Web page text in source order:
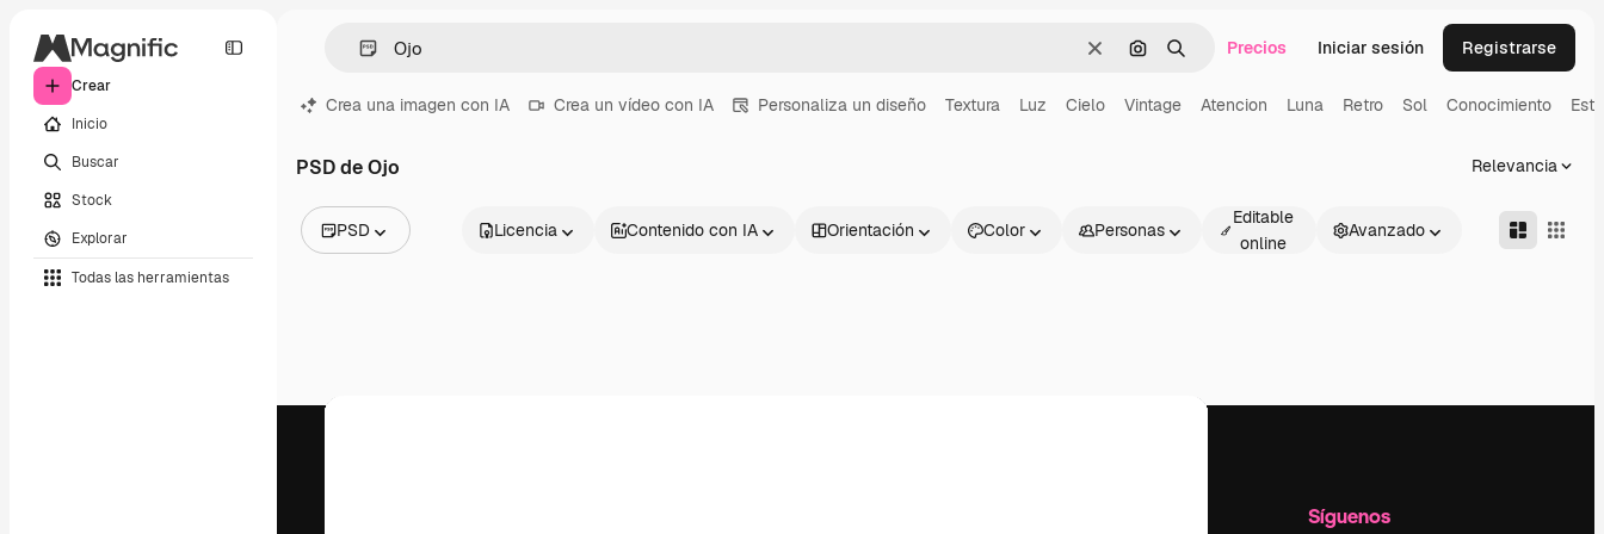
Crear
Inicio
Buscar
Stock
Explorar
Todas las herramientas
BorrarBuscar por imagen
BuscarPrecios Iniciar sesión Registrarse
Crea una imagen con IA Crea un vídeo con IA Personaliza un diseño Textura Luz Cielo Vintage Atencion Luna Retro Sol Conocimiento
PSD de Ojo Relevancia
PSD
Vídeos
Licencia Contenido con IA Orientación Color Personas
Editable
online
Avanzado
Síguenos